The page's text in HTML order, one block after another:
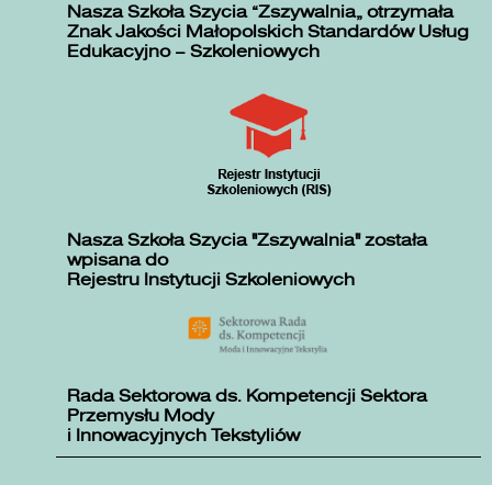
Nasza Szkoła Szycia „Zszywalnia” otrzymała
Znak Jakości Małopolskich Standardów Usług
Edukacyjno – Szkoleniowych
Nasza Szkoła Szycia "Zszywalnia" została
wpisana do
Rejestru Instytucji Szkoleniowych
Rada Sektorowa ds. Kompetencji Sektora
Przemysłu Mody
i Innowacyjnych Tekstyliów